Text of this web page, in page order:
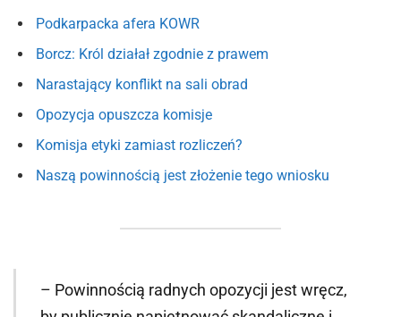
Podkarpacka afera KOWR
Borcz: Król działał zgodnie z prawem
Narastający konflikt na sali obrad
Opozycja opuszcza komisje
Komisja etyki zamiast rozliczeń?
Naszą powinnością jest złożenie tego wniosku
– Powinnością radnych opozycji jest wręcz,